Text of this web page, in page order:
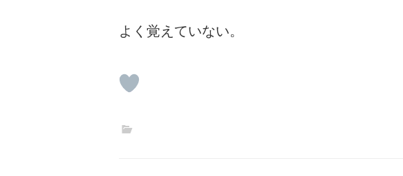
よく覚えていない。